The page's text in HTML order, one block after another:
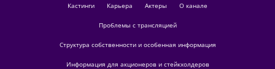
кастинги Карьера актеры О канале
Проблемы с трансляцией
Структура собственности и особенная информация
Информация для акционеров и стейкхолдеров